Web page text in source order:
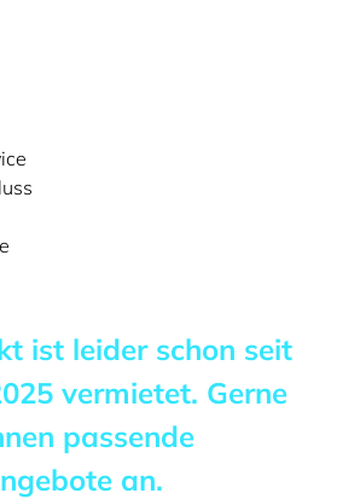
ist leider schon seit
vermietet. Gerne
passende
an.